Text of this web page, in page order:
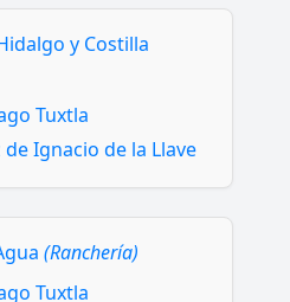
y Costilla
Tuxtla
Ignacio de la Llave
(Ranchería)
Tuxtla